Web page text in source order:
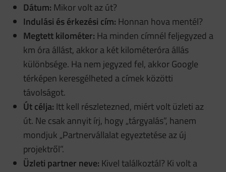
Dátum: Mikor volt az út?
Indulási és érkezési cím: Honnan hova mentél?
Megtett kilométer: Ha minden címnél feljegyzed a
km óra állást, akkor a két kilométeróra állás
különbsége. Ha nem jegyzed fel, akkor Google
térképen keresgélheted a címek közötti
távolságot.
Út célja: Itt kell részletezned, miért volt üzleti az
út. Ne csak annyit írj, hogy „tárgyalás”, hanem
mondjuk „Partnervállalat egyeztetése az új
projektről”.
Üzleti partner neve: Kivel találkoztál? Ki volt a